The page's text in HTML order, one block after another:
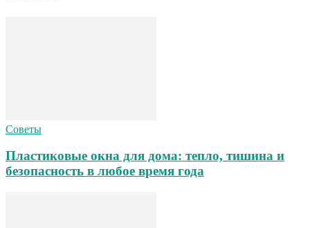
Советы
Пластиковые окна для дома: тепло, тишина и
безопасность в любое время года